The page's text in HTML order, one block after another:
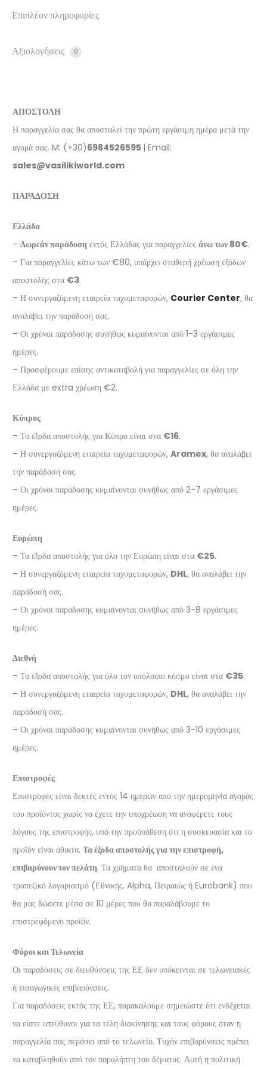
Επιπλέον πληροφορίες
Αξιολογήσεις 0
ΑΠΟΣΤΟΛΗ
Η παραγγελία σας θα αποσταλεί την πρώτη εργάσιμη ημέρα μετά την
αγορά σας. M: (+30)6984526595 | Email:
sales@vasilikiworld.com
ΠΑΡΑΔΟΣΗ
Ελλάδα
– Δωρεάν παράδοση εντός Ελλάδας για παραγγελίες άνω των 80€.
– Για παραγγελίες κάτω των €80, υπάρχει σταθερή χρέωση εξόδων
αποστολής στα €3.
– Η συνεργαζόμενη εταιρεία ταχυμεταφορών, Courier Center, θα
αναλάβει την παράδοσή σας.
– Οι χρόνοι παράδοσης συνήθως κυμαίνονται από 1-3 εργάσιμες
ημέρες.
– Προσφέρουμε επίσης αντικαταβολή για παραγγελίες σε όλη την
Ελλάδα με extra χρέωση €2.
Κύπρος
– Τα έξοδα αποστολής για Κύπρο είναι στα €16.
– Η συνεργαζόμενη εταιρεία ταχυμεταφορών, Aramex, θα αναλάβει
την παράδοσή σας.
– Οι χρόνοι παράδοσης κυμαίνονται συνήθως από 2-7 εργάσιμες
ημέρες.
Ευρώπη
– Τα έξοδα αποστολής για όλο την Ευρώπη είναι στα €25.
– Η συνεργαζόμενη εταιρεία ταχυμεταφορών, DHL, θα αναλάβει την
παράδοσή σας.
– Οι χρόνοι παράδοσης κυμαίνονται συνήθως από 3-8 εργάσιμες
ημέρες.
Διεθνή
– Τα έξοδα αποστολής για όλο τον υπόλοιπο κόσμο είναι στα €35.
– Η συνεργαζόμενη εταιρεία ταχυμεταφορών, DHL, θα αναλάβει την
παράδοσή σας.
– Οι χρόνοι παράδοσης κυμαίνονται συνήθως από 3-10 εργάσιμες
ημέρες.
Επιστροφές
Επιστροφές είναι δεκτές εντός 14 ημερών από την ημερομηνία αγοράς
του προϊόντος χωρίς να έχετε την υποχρέωση να αναφέρετε τους
λόγους της επιστροφής, υπό την προϋπόθεση ότι η συσκευασία και το
προϊόν είναι άθικτα. Τα έξοδα αποστολής για την επιστροφή,
επιβαρύνουν τον πελάτη. Τα χρήματα θα αποσταλούν σε ένα
τραπεζικό λογαριασμό (Εθνικής, Alpha, Πειραιώς ή Eurobank) που
θα μας δώσετε μέσα σε 10 μέρες που θα παραλάβουμε το
επιστρεφόμενο προϊόν.
Φόροι και Τελωνεία
Οι παραδόσεις σε διευθύνσεις της ΕΕ δεν υπόκεινται σε τελωνειακές
ή εισαγωγικές επιβαρύνσεις.
Για παραδόσεις εκτός της ΕΕ, παρακαλούμε σημειώστε ότι ενδέχεται
να είστε υπεύθυνοι για τα τέλη διακίνησης και τους φόρους όταν η
παραγγελία σας περάσει από το τελωνείο. Τυχόν επιβαρύνσεις πρέπει
να καταβληθούν από τον παραλήπτη του δέματος. Αυτή η πολιτική